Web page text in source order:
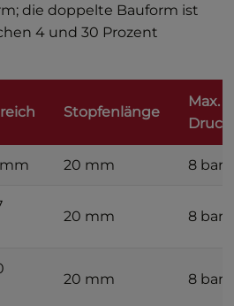
die doppelte Bauform ist
4 und 30 Prozent
Stopfenlänge
Max.
Druck
mm 20 mm 8 bar
20 mm 8 bar
20 mm 8 bar